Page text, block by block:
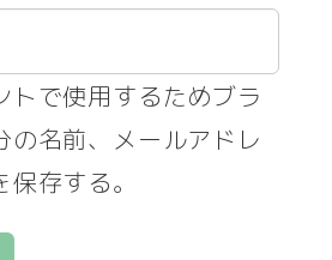
トで使用するためブラ
の名前、メールアドレ
存する。